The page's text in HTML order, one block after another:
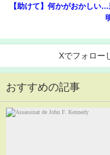
【助けて】何かがおかしい
Xでフォロー
おすすめの記事